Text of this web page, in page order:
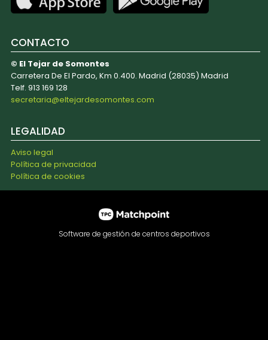
CONTACTO
© El Tejar de Somontes
Carretera De El Pardo, Km 0.400. Madrid (28035) Madrid
Telf. 913 169 128
secretaria@eltejardesomontes.com
LEGALIDAD
Aviso legal
Política de privacidad
Política de cookies
Software de gestión de centros deportivos